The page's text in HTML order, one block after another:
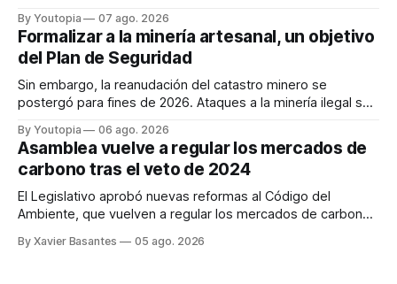
By Youtopia 07 ago. 2026
Formalizar a la minería artesanal, un objetivo
del Plan de Seguridad
Sin embargo, la reanudación del catastro minero se
postergó para fines de 2026. Ataques a la minería ilegal se
By Youtopia 06 ago. 2026
Asamblea vuelve a regular los mercados de
carbono tras el veto de 2024
El Legislativo aprobó nuevas reformas al Código del
Ambiente, que vuelven a regular los mercados de carbono,
By Xavier Basantes 05 ago. 2026